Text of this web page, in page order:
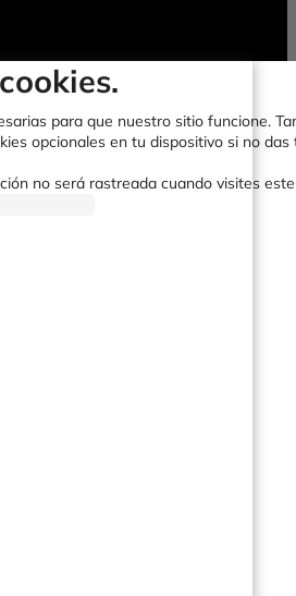
cookies.
para que nuestro sitio funcione.
opcionales en tu dispositivo si no
no será rastreada cuando visites